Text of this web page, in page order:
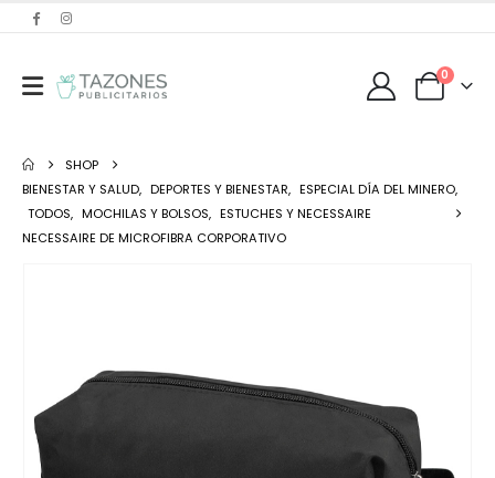
0
SHOP
BIENESTAR Y SALUD, DEPORTES Y BIENESTAR, ESPECIAL DÍA DEL MINERO,
TODOS, MOCHILAS Y BOLSOS, ESTUCHES Y NECESSAIRE
NECESSAIRE DE MICROFIBRA CORPORATIVO